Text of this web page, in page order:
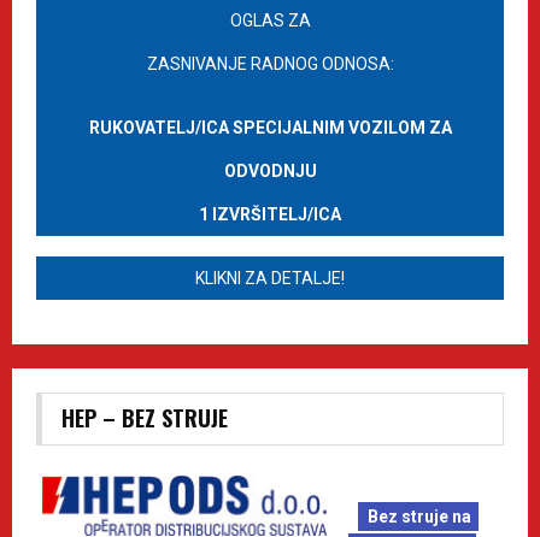
OGLAS ZA
ZASNIVANJE RADNOG ODNOSA:
RUKOVATELJ/ICA SPECIJALNIM VOZILOM ZA
ODVODNJU
1 IZVRŠITELJ/ICA
KLIKNI ZA DETALJE!
HEP – BEZ STRUJE
Bez struje na